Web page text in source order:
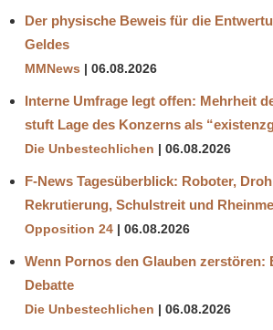
Der physische Beweis für die
Geldes
MMNews 06.08.2026
Interne Umfrage legt offen: Mehrheit
stuft Lage des Konzerns als
Die Unbestechlichen 06.08.2026
F-News Tagesüberblick: Roboter,
Rekrutierung, Schulstreit und
Opposition 24 06.08.2026
Wenn Pornos den Glauben zerstören:
Debatte
Die Unbestechlichen 06.08.2026